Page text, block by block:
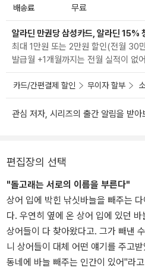
배송료 무료
알라딘 만권당 삼성카드, 알라딘 15%
최대 1만원 또는 2만원 할인(전월 30
발급월 +1개월까지는 전월 실적이 없
카드/간편결제 할인 무이자 할부
관심 저자, 시리즈의 출간 알림을 받아
편집장의 선택
"돌고래는 서로의 이름을 부른다"
상어 입에 박힌 낚싯바늘을 빼주는
다. 우연히 옆에 온 상어 입에 있던 바
상어들이 다 찾아왔다고. 그가 빼낸
니 상어들이 대체 어떤 얘기를 주고
동네에 바늘 빼주는 인간이 있어"라